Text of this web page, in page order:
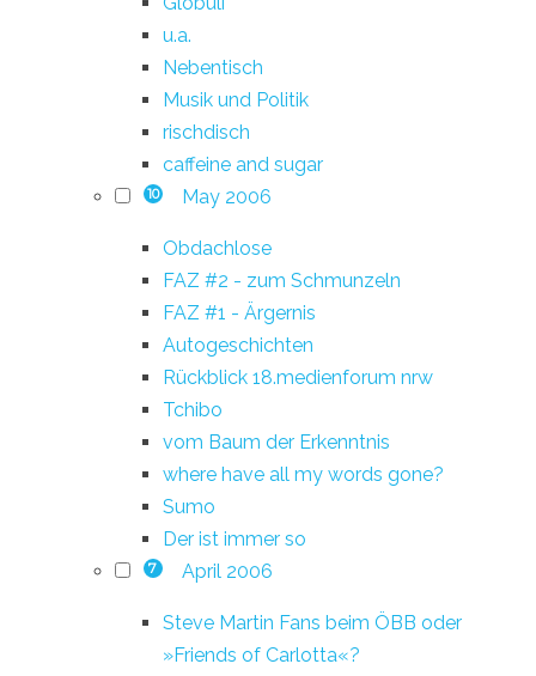
u.a.
Nebentisch
Musik und Politik
rischdisch
caffeine and sugar
10 May 2006
Obdachlose
FAZ #2 - zum Schmunzeln
FAZ #1 - Ärgernis
Autogeschichten
Rückblick 18.medienforum nrw
Tchibo
vom Baum der Erkenntnis
where have all my words gone?
Sumo
Der ist immer so
7 April 2006
Steve Martin Fans beim ÖBB oder
»Friends of Carlotta«?